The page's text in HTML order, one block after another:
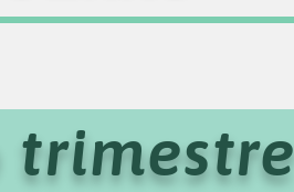
trimestre